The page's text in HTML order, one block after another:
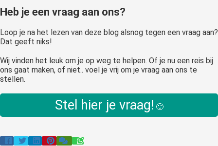
Heb je een vraag aan ons?
Loop je na het lezen van deze blog alsnog tegen een vraag aan?
Dat geeft niks!
Wij vinden het leuk om je op weg te helpen. Of je nu een reis bij
ons gaat maken, of niet.. voel je vrij om je vraag aan ons te
stellen.
Stel hier je vraag! 🙂